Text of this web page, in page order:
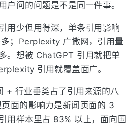
户问的问题是不是同一件事。
用少但用得深，单条引用影响
；Perplexity 广撒网，引用量
。想被 ChatGPT 引用就把单
引用就覆盖面广。
+ 行业垂类占了引用来源的八
面的影响力是新闻页面的 3
用样本里占 83% 以上，面向国